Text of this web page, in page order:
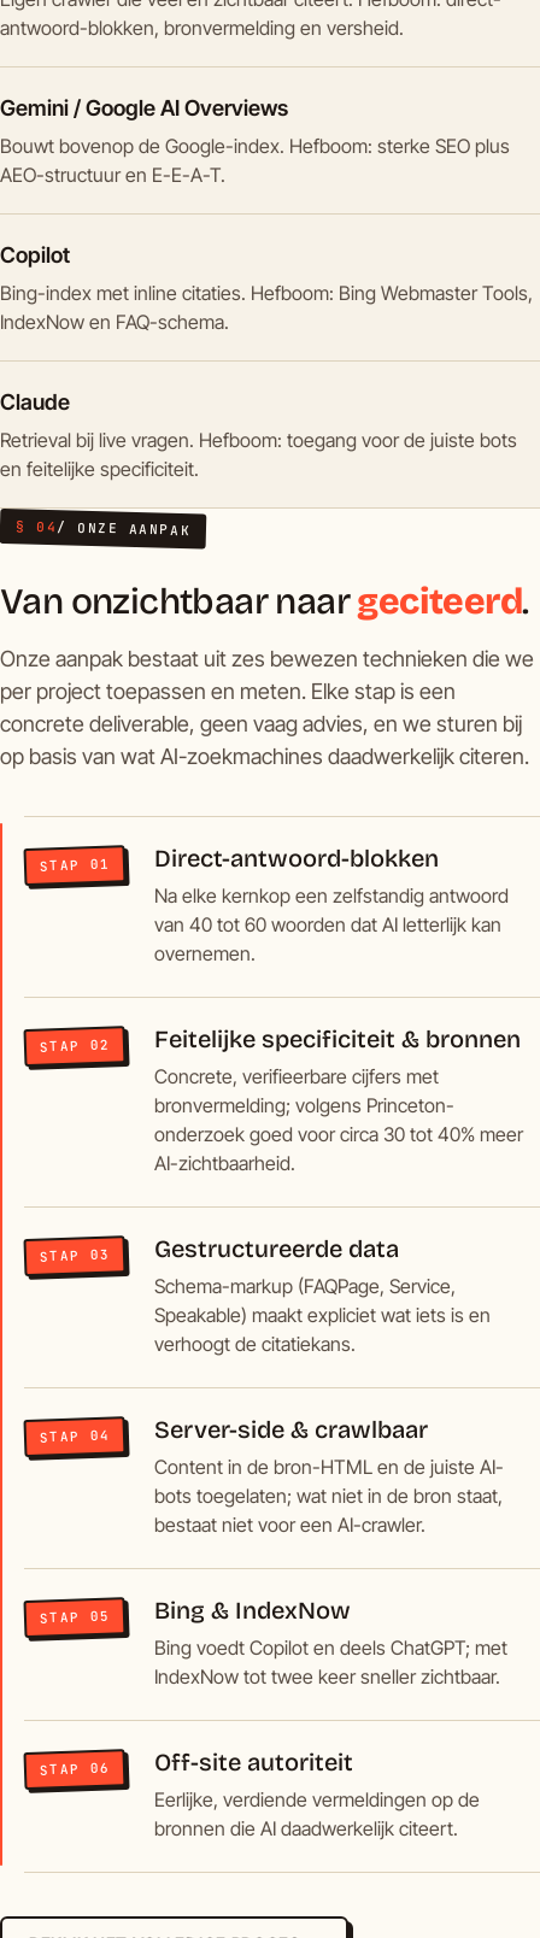
antwoord-blokken, bronvermelding en versheid.
Gemini / Google AI Overviews
Bouwt bovenop de Google-index. Hefboom: sterke SEO plus
AEO-structuur en E-E-A-T.
Copilot
Bing-index met inline citaties. Hefboom: Bing Webmaster Tools,
IndexNow en FAQ-schema.
Claude
Retrieval bij live vragen. Hefboom: toegang voor de juiste bots
en feitelijke specificiteit.
§ 04 / ONZE AANPAK
Van onzichtbaar naargeciteerd.
Onze aanpak bestaat uit zes bewezen technieken die we
per project toepassen en meten. Elke stap is een
concrete deliverable, geen vaag advies, en we sturen bij
op basis van wat AI-zoekmachines daadwerkelijk citeren.
STAP 01 Direct-antwoord-blokken
Na elke kernkop een zelfstandig antwoord
van 40 tot 60 woorden dat AI letterlijk kan
overnemen.
STAP 02 Feitelijke specificiteit & bronnen
Concrete, verifieerbare cijfers met
bronvermelding; volgens Princeton-
onderzoek goed voor circa 30 tot 40% meer
AI-zichtbaarheid.
STAP 03 Gestructureerde data
Schema-markup (FAQPage, Service,
Speakable) maakt expliciet wat iets is en
verhoogt de citatiekans.
STAP 04 Server-side & crawlbaar
Content in de bron-HTML en de juiste AI-
bots toegelaten; wat niet in de bron staat,
bestaat niet voor een AI-crawler.
STAP 05 Bing & IndexNow
Bing voedt Copilot en deels ChatGPT; met
IndexNow tot twee keer sneller zichtbaar.
STAP 06 Off-site autoriteit
Eerlijke, verdiende vermeldingen op de
bronnen die AI daadwerkelijk citeert.